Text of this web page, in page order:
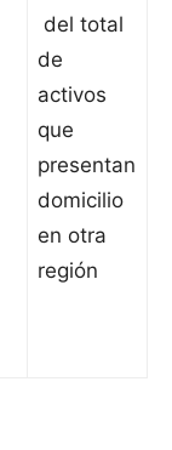
del total
de
activos
que
presentan
domicilio
en otra
región